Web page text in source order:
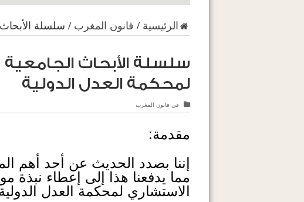
الرئيسية / قانون المغرب / سلسلة الأبحاث الجامعية
لمحكمة العدل الدولية
في قانون المغرب
مقدمة:
إننا بصدد الحديث عن أحد أهم
مما يدفعنا هذا إلى إعطاء نبذة
الاستشاري لمحكمة العدل